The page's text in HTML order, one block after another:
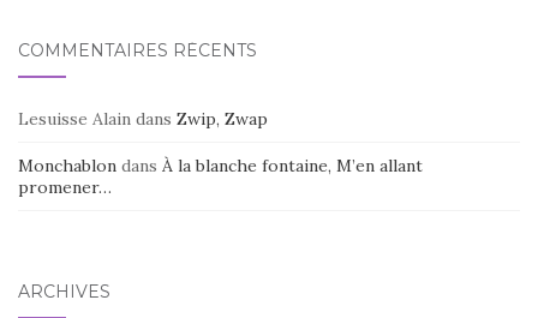
COMMENTAIRES RÉCENTS
Lesuisse Alain dans Zwip, Zwap
Monchablon dans À la blanche fontaine, M’en allant
promener…
ARCHIVES